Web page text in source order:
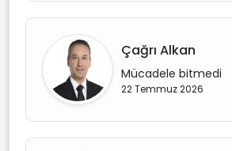
Çağrı Alkan
Mücadele bitmedi
22 Temmuz 2026